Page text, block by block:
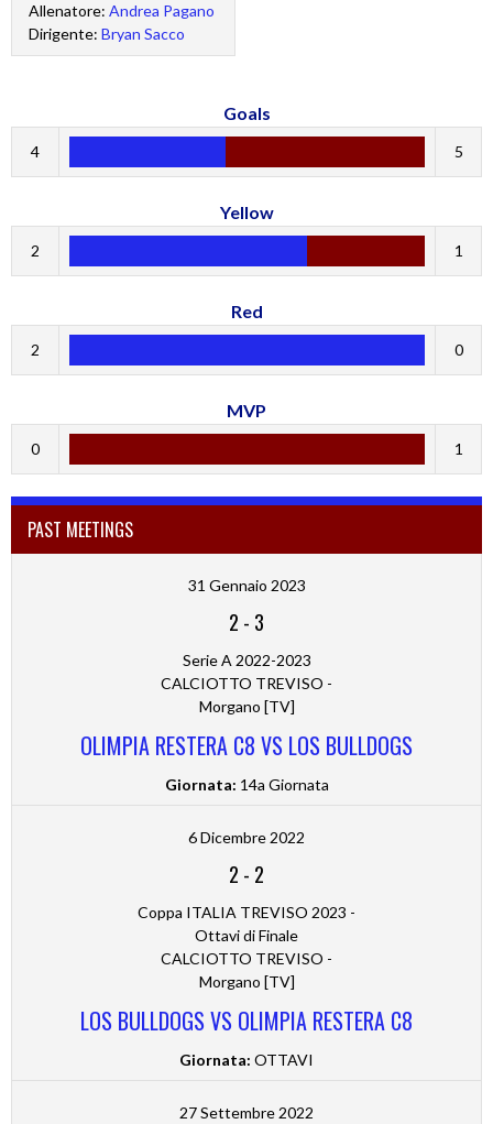
Allenatore: Andrea Pagano
Dirigente: Bryan Sacco
Goals
4 5
Yellow
2 1
Red
2 0
MVP
0 1
PAST MEETINGS
31 Gennaio 2023
2 - 3
Serie A 2022-2023
CALCIOTTO TREVISO -
Morgano [TV]
OLIMPIA RESTERA C8 VS LOS BULLDOGS
Giornata: 14a Giornata
6 Dicembre 2022
2 - 2
Coppa ITALIA TREVISO 2023 -
Ottavi di Finale
CALCIOTTO TREVISO -
Morgano [TV]
LOS BULLDOGS VS OLIMPIA RESTERA C8
Giornata: OTTAVI
27 Settembre 2022